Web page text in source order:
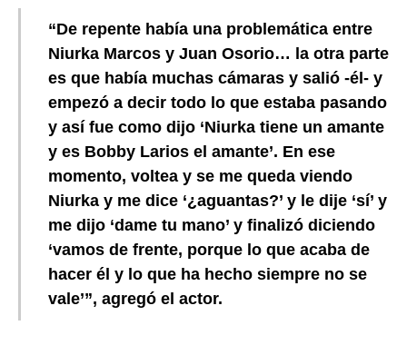
“De repente había una problemática entre
Niurka Marcos y Juan Osorio… la otra parte
es que había muchas cámaras y salió -él- y
empezó a decir todo lo que estaba pasando
y así fue como dijo ‘Niurka tiene un amante
y es Bobby Larios el amante’. En ese
momento, voltea y se me queda viendo
Niurka y me dice ‘¿aguantas?’ y le dije ‘sí’ y
me dijo ‘dame tu mano’ y finalizó diciendo
‘vamos de frente, porque lo que acaba de
hacer él y lo que ha hecho siempre no se
vale’”, agregó el actor.